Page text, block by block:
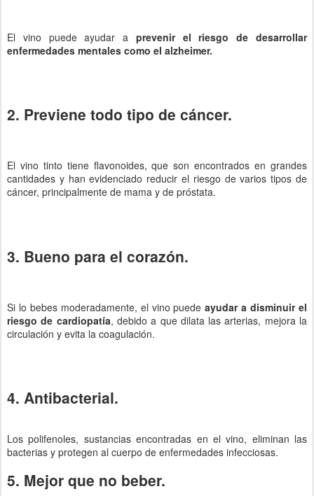
El vino puede ayudar a prevenir el riesgo de desarrollar
enfermedades mentales como el alzheimer.
2. Previene todo tipo de cáncer.
El vino tinto tiene flavonoides, que son encontrados en grandes
cantidades y han evidenciado reducir el riesgo de varios tipos de
cáncer, principalmente de mama y de próstata.
3. Bueno para el corazón.
Si lo bebes moderadamente, el vino puedeayudar a disminuir el
riesgo de cardiopatía, debido a que dilata las arterias, mejora la
circulación y evita la coagulación.
4. Antibacterial.
Los polifenoles, sustancias encontradas en el vino, eliminan las
bacterias y protegen al cuerpo de enfermedades infecciosas.
5. Mejor que no beber.